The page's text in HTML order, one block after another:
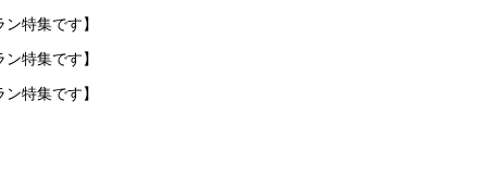
特集です】
特集です】
特集です】